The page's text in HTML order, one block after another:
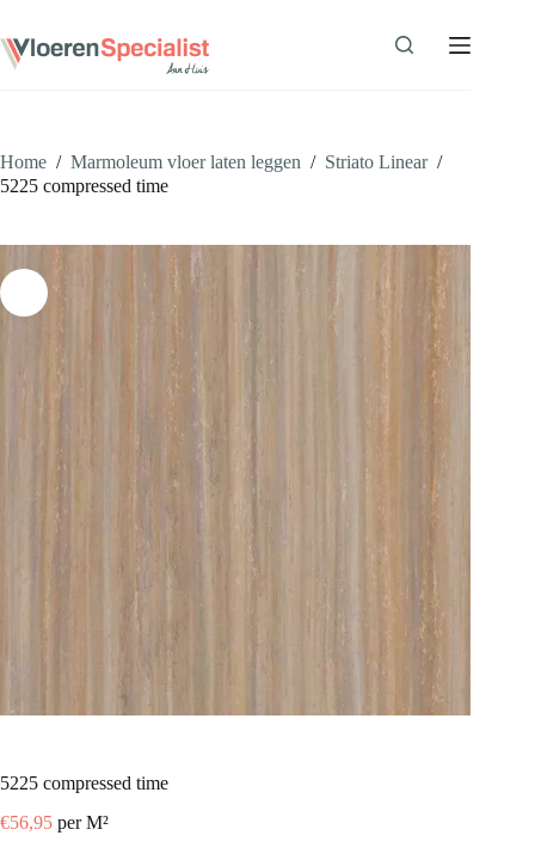
de
inhoud
Home / Marmoleum vloer laten leggen / Striato Linear /
5225 compressed time
5225 compressed time
€56,95 per M²